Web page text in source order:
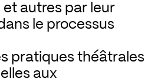
autres par leur
le processus
pratiques théâtrales
aux